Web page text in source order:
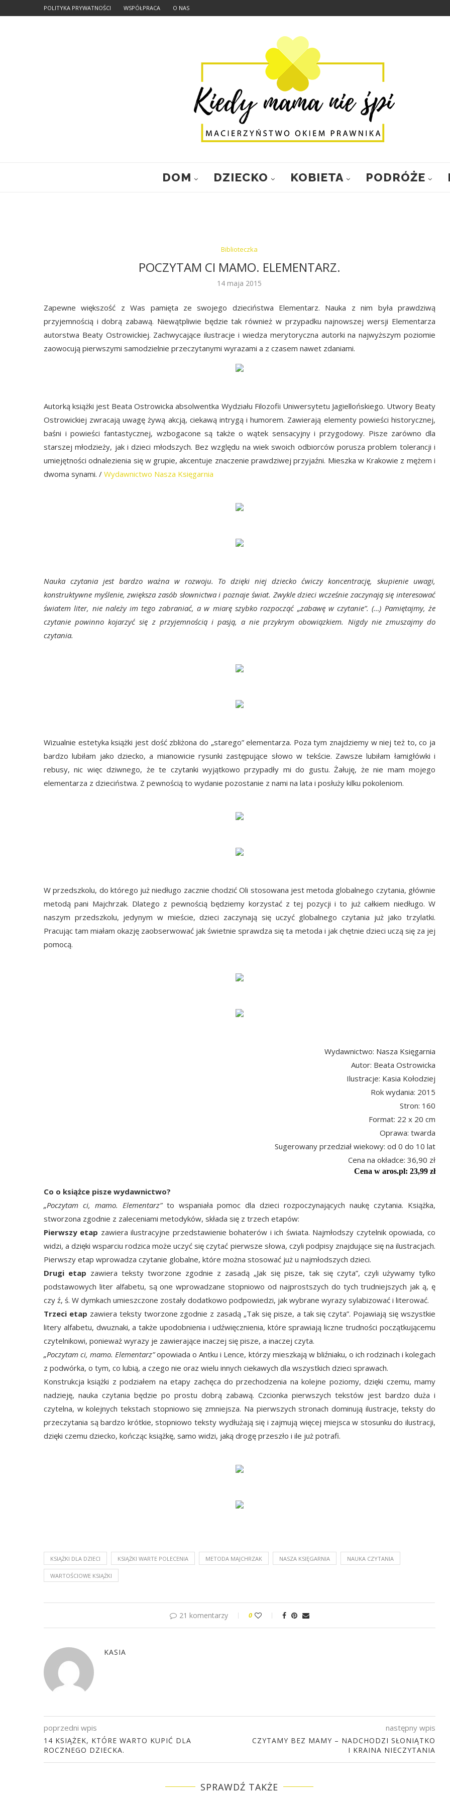
POLITYKA PRYWATNOŚCI WSPÓŁPRACA O NAS
DOM DZIECKO KOBIETA PODRÓŻE
Biblioteczka
POCZYTAM CI MAMO. ELEMENTARZ.
14 maja 2015
Zapewne większość z Was pamięta ze swojego dzieciństwa Elementarz. Nauka z nim była prawdziwą
przyjemnością i dobrą zabawą. Niewątpliwie będzie tak również w przypadku najnowszej wersji Elementarza
autorstwa Beaty Ostrowickiej. Zachwycające ilustracje i wiedza merytoryczna autorki na najwyższym poziomie
zaowocują pierwszymi samodzielnie przeczytanymi wyrazami a z czasem nawet zdaniami.
Autorką książki jest Beata Ostrowicka absolwentka Wydziału Filozofii Uniwersytetu Jagiellońskiego. Utwory Beaty
Ostrowickiej zwracają uwagę żywą akcją, ciekawą intrygą i humorem. Zawierają elementy powieści historycznej,
baśni i powieści fantastycznej, wzbogacone są także o wątek sensacyjny i przygodowy. Pisze zarówno dla
starszej młodzieży, jak i dzieci młodszych. Bez względu na wiek swoich odbiorców porusza problem tolerancji i
umiejętności odnalezienia się w grupie, akcentuje znaczenie prawdziwej przyjaźni. Mieszka w Krakowie z mężem i
dwoma synami. / Wydawnictwo Nasza Księgarnia
Nauka czytania jest bardzo ważna w rozwoju. To dzięki niej dziecko ćwiczy koncentrację, skupienie uwagi,
konstruktywne myślenie, zwiększa zasób słownictwa i poznaje świat. Zwykle dzieci wcześnie zaczynają się interesować
światem liter, nie należy im tego zabraniać, a w miarę szybko rozpocząć „zabawę w czytanie”. (…) Pamiętajmy, że
czytanie powinno kojarzyć się z przyjemnością i pasją, a nie przykrym obowiązkiem. Nigdy nie zmuszajmy do
czytania.
Wizualnie estetyka książki jest dość zbliżona do „starego” elementarza. Poza tym znajdziemy w niej też to, co ja
bardzo lubiłam jako dziecko, a mianowicie rysunki zastępujące słowo w tekście. Zawsze lubiłam łamigłówki i
rebusy, nic więc dziwnego, że te czytanki wyjątkowo przypadły mi do gustu. Żałuję, że nie mam mojego
elementarza z dzieciństwa. Z pewnością to wydanie pozostanie z nami na lata i posłuży kilku pokoleniom.
W przedszkolu, do którego już niedługo zacznie chodzić Oli stosowana jest metoda globalnego czytania, głównie
metodą pani Majchrzak. Dlatego z pewnością będziemy korzystać z tej pozycji i to już całkiem niedługo. W
naszym przedszkolu, jedynym w mieście, dzieci zaczynają się uczyć globalnego czytania już jako trzylatki.
Pracując tam miałam okazję zaobserwować jak świetnie sprawdza się ta metoda i jak chętnie dzieci uczą się za jej
pomocą.
Wydawnictwo: Nasza Księgarnia
Autor: Beata Ostrowicka
Ilustracje: Kasia Kołodziej
Rok wydania: 2015
Stron: 160
Format: 22 x 20 cm
Oprawa: twarda
Sugerowany przedział wiekowy: od 0 do 10 lat
Cena na okładce: 36,90 zł
Cena w aros.pl: 23,99 zł
Co o książce pisze wydawnictwo?
„Poczytam ci, mamo. Elementarz”to wspaniała pomoc dla dzieci rozpoczynających naukę czytania. Książka,
stworzona zgodnie z zaleceniami metodyków, składa się z trzech etapów:
Pierwszy etap zawiera ilustracyjne przedstawienie bohaterów i ich świata. Najmłodszy czytelnik opowiada, co
widzi, a dzięki wsparciu rodzica może uczyć się czytać pierwsze słowa, czyli podpisy znajdujące się na ilustracjach.
Pierwszy etap wprowadza czytanie globalne, które można stosować już u najmłodszych dzieci.
Drugi etap zawiera teksty tworzone zgodnie z zasadą „Jak się pisze, tak się czyta”, czyli używamy tylko
podstawowych liter alfabetu, są one wprowadzane stopniowo od najprostszych do tych trudniejszych jak ą, ę
czy ź, ś. W dymkach umieszczone zostały dodatkowo podpowiedzi, jak wybrane wyrazy sylabizować i literować.
Trzeci etap zawiera teksty tworzone zgodnie z zasadą „Tak się pisze, a tak się czyta”. Pojawiają się wszystkie
litery alfabetu, dwuznaki, a także upodobnienia i udźwięcznienia, które sprawiają liczne trudności początkującemu
czytelnikowi, ponieważ wyrazy je zawierające inaczej się pisze, a inaczej czyta.
„Poczytam ci, mamo. Elementarz”opowiada o Antku i Lence, którzy mieszkają w bliźniaku, o ich rodzinach i kolegach
z podwórka, o tym, co lubią, a czego nie oraz wielu innych ciekawych dla wszystkich dzieci sprawach.
Konstrukcja książki z podziałem na etapy zachęca do przechodzenia na kolejne poziomy, dzięki czemu, mamy
nadzieję, nauka czytania będzie po prostu dobrą zabawą. Czcionka pierwszych tekstów jest bardzo duża i
czytelna, w kolejnych tekstach stopniowo się zmniejsza. Na pierwszych stronach dominują ilustracje, teksty do
przeczytania są bardzo krótkie, stopniowo teksty wydłużają się i zajmują więcej miejsca w stosunku do ilustracji,
dzięki czemu dziecko, kończąc książkę, samo widzi, jaką drogę przeszło i ile już potrafi.
KSIĄŻKI DLA DZIECI KSIĄŻKI WARTE POLECENIA METODA MAJCHRZAK NASZA KSIĘGARNIA NAUKA CZYTANIA
WARTOŚCIOWE KSIĄŻKI
21 komentarzy 0
KASIA
poprzedni wpis
14 KSIĄŻEK, KTÓRE WARTO KUPIĆ DLA
ROCZNEGO DZIECKA.
następny wpis
CZYTAMY BEZ MAMY – NADCHODZI SŁONIĄTKO
I KRAINA NIECZYTANIA
SPRAWDŹ TAKŻE